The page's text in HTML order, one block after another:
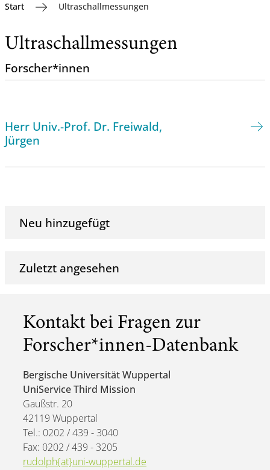
Start Ultraschallmessungen
Ultraschallmessungen
Forscher*innen
Herr Univ.-Prof. Dr. Freiwald,
Jürgen
Neu hinzugefügt
Zuletzt angesehen
Kontakt bei Fragen zur
Forscher*innen-Datenbank
Bergische Universität Wuppertal
UniService Third Mission
Gaußstr. 20
42119 Wuppertal
Tel.: 0202 / 439 - 3040
Fax: 0202 / 439 - 3205
rudolph{at}uni-wuppertal.de